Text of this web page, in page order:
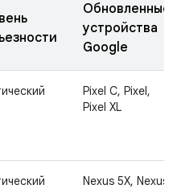
Обновленные
устройства
Google
Pixel C, Pixel,
Pixel XL
Nexus 5X, Nexus